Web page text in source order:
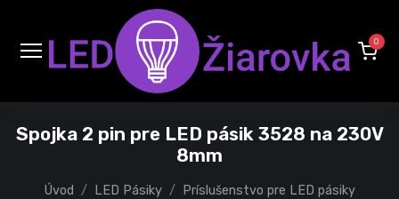
0
Spojka 2 pin pre LED pásik 3528 na 230V
8mm
Úvod LED Pásiky
Príslušenstvo pre LED pásiky